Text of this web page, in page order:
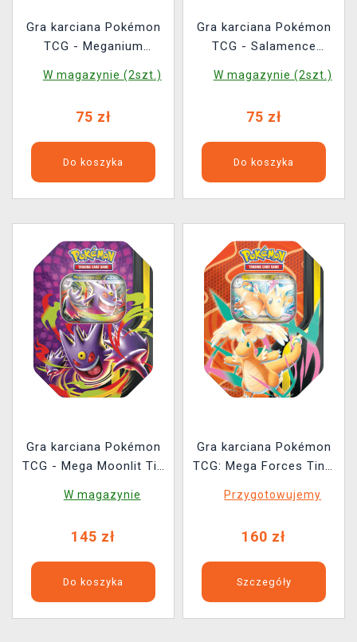
Gra karciana Pokémon
TCG - Meganium
W magazynie (2szt.)
75 zł
Do koszyka
Gra karciana Pokémon
TCG - Salamence
W magazynie (2szt.)
75 zł
Do koszyka
Gra karciana Pokémon
TCG - Mega Moonlit Tin
W magazynie
145 zł
Do koszyka
Gra karciana Pokémon
TCG: Mega Forces Tin -
Przygotowujemy
160 zł
Szczegóły